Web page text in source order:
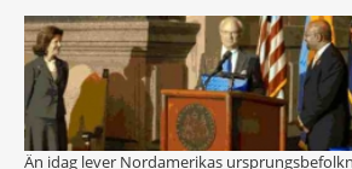
Än idag lever Nordamerikas